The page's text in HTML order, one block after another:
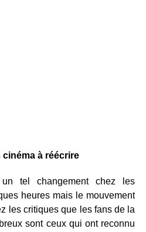
à réécrire
tel changement chez les
heures mais le mouvement
les critiques que les fans de la
sont ceux qui ont reconnu